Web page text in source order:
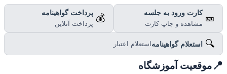
🎫 کارت ورود به جلسه
مشاهده و چاپ کارت
💰 پرداخت گواهینامه
پرداخت آنلاین
🔍 استعلام گواهینامهاستعلام اعتبار
موقعیت آموزشگاه